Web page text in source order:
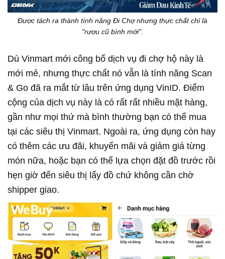
Được tách ra thành tính năng Đi Chợ nhưng thực chất chỉ là
"rượu cũ bình mới".
Dù Vinmart mới công bố dịch vụ đi chợ hộ này là
mới mẻ, nhưng thực chất nó vẫn là tính năng Scan
& Go đã ra mắt từ lâu trên ứng dụng VinID. Điểm
cộng của dịch vụ này là có rất rất nhiều mặt hàng,
gần như mọi thứ mà bình thường bạn có thể mua
tại các siêu thị Vinmart. Ngoài ra, ứng dụng còn hay
có thêm các ưu đãi, khuyến mãi và giảm giá từng
món nữa, hoặc bạn có thể lựa chọn đặt đồ trước rồi
hẹn giờ đến siêu thị lấy đồ chứ không cần chờ
shipper giao.